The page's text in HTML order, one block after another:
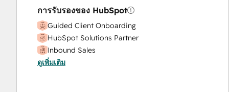
การรับรองของ HubSpot
Guided Client Onboarding
HubSpot Solutions Partner
Inbound Sales
ดูเพิ่มเติม